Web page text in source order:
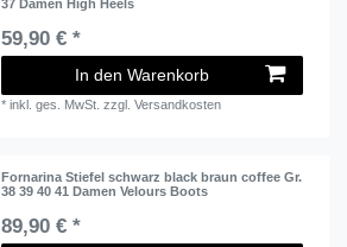
37 Damen High Heels
59,90 € *
In den Warenkorb
*inkl. ges. MwSt. zzgl.Versandkosten
Fornarina Stiefel schwarz black braun coffee Gr.
38 39 40 41 Damen Velours Boots
89,90 € *